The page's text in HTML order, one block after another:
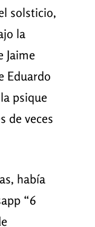
solsticio,
la
Jaime
Eduardo
psique
de veces
había
“6